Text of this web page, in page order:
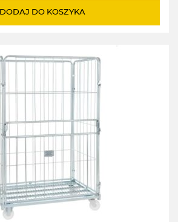
DODAJ DO KOSZYKA